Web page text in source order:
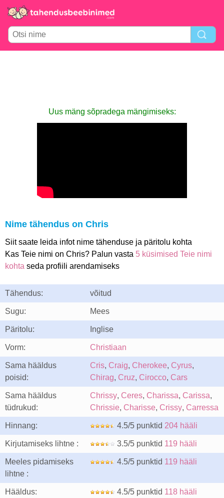
Uus mäng sõpradega mängimiseks:
Nime tähendus on Chris
Siit saate leida infot nime tähenduse ja päritolu kohta
Kas Teie nimi on Chris? Palun vasta 5 küsimised Teie nimi
kohta seda profiili arendamiseks
Tähendus: võitud
Sugu: Mees
Päritolu: Inglise
Vorm: Christiaan
Sama hääldus
poisid:
Cris, Craig, Cherokee, Cyrus,
Chirag, Cruz, Cirocco, Cars
Sama hääldus
tüdrukud:
Chrissy, Ceres, Charissa, Carissa,
Chrissie, Charisse, Crissy, Carressa
Hinnang: 4.5/5 punktid 204 hääli
Kirjutamiseks lihtne : 3.5/5 punktid 119 hääli
Meeles pidamiseks
lihtne :
4.5/5 punktid 119 hääli
Hääldus: 4.5/5 punktid 118 hääli